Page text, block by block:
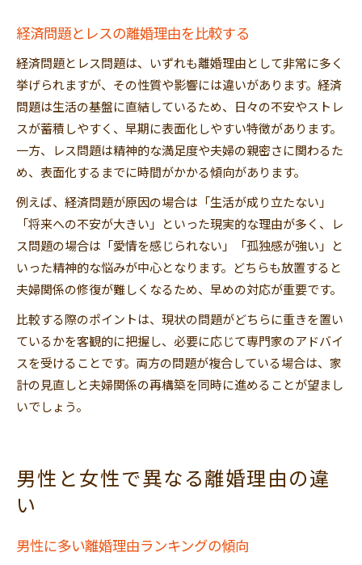
経済問題とレスの離婚理由を比較する
経済問題とレス問題は、いずれも離婚理由として非常に多く
挙げられますが、その性質や影響には違いがあります。経済
問題は生活の基盤に直結しているため、日々の不安やストレ
スが蓄積しやすく、早期に表面化しやすい特徴があります。
一方、レス問題は精神的な満足度や夫婦の親密さに関わるた
め、表面化するまでに時間がかかる傾向があります。
例えば、経済問題が原因の場合は「生活が成り立たない」
「将来への不安が大きい」といった現実的な理由が多く、レ
ス問題の場合は「愛情を感じられない」「孤独感が強い」と
いった精神的な悩みが中心となります。どちらも放置すると
夫婦関係の修復が難しくなるため、早めの対応が重要です。
比較する際のポイントは、現状の問題がどちらに重きを置い
ているかを客観的に把握し、必要に応じて専門家のアドバイ
スを受けることです。両方の問題が複合している場合は、家
計の見直しと夫婦関係の再構築を同時に進めることが望まし
いでしょう。
男性と女性で異なる離婚理由の違
い
男性に多い離婚理由ランキングの傾向